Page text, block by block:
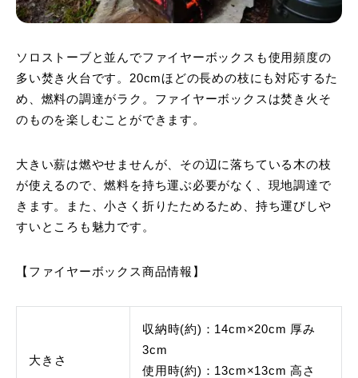
ソロストーブと並んでファイヤーボックスも使用頻度の
多い焚き火台です。20cmほどの長めの枝にも対応するた
め、燃料の調達がラク。ファイヤーボックスは焚き火そ
のものを楽しむことができます。
大きい薪は燃やせませんが、その辺に落ちている木の枝
が使えるので、燃料を持ち運ぶ必要がなく、現地調達で
きます。また、小さく折りたためるため、持ち運びしや
すいところも魅力です。
【ファイヤーボックス商品情報】
大きさ
収納時(約)：14cm×20cm 厚み
3cm
使用時(約)：13cm×13cm 高さ